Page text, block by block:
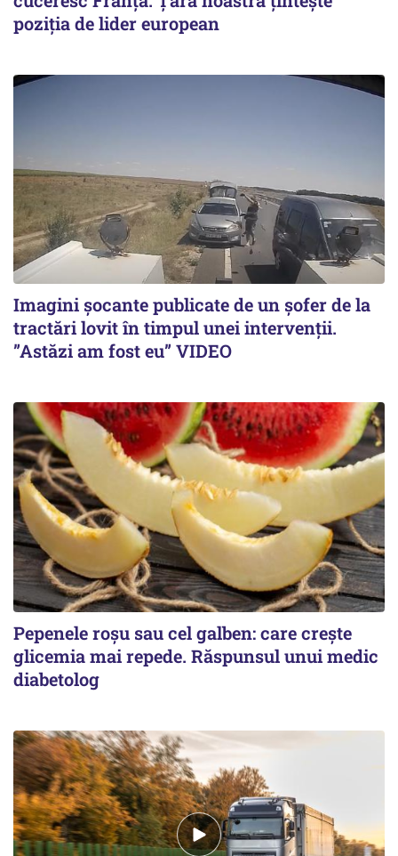
poziția de lider european
Imagini șocante publicate de un șofer de la
tractări lovit în timpul unei intervenții.
”Astăzi am fost eu” VIDEO
Pepenele roșu sau cel galben: care crește
glicemia mai repede. Răspunsul unui medic
diabetolog